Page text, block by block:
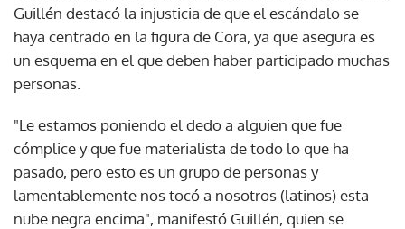
Guillén destacó la injusticia de que el escándalo se
haya centrado en la figura de Cora, ya que asegura es
un esquema en el que deben haber participado muchas
personas.
"Le estamos poniendo el dedo a alguien que fue
cómplice y que fue materialista de todo lo que ha
pasado, pero esto es un grupo de personas y
lamentablemente nos tocó a nosotros (latinos) esta
nube negra encima", manifestó Guillén, quien se